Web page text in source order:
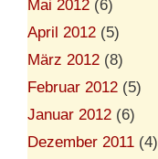
Mai 2012 (6)
April 2012 (5)
März 2012 (8)
Februar 2012 (5)
Januar 2012 (6)
Dezember 2011 (4)